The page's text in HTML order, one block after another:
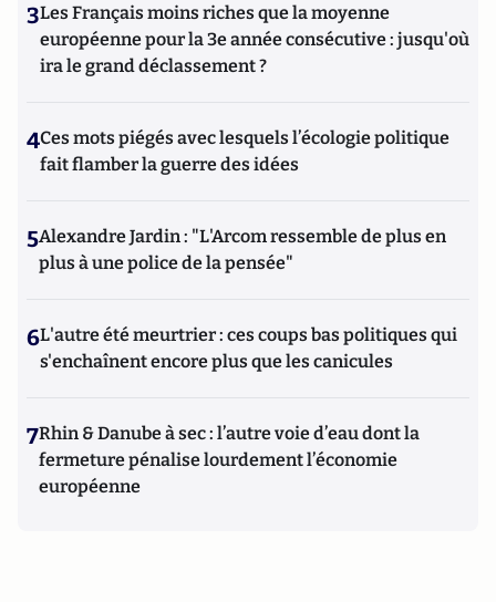
3Les Français moins riches que la moyenne
européenne pour la 3e année consécutive : jusqu'où
ira le grand déclassement ?
4Ces mots piégés avec lesquels l’écologie politique
fait flamber la guerre des idées
5Alexandre Jardin : "L'Arcom ressemble de plus en
plus à une police de la pensée"
6L'autre été meurtrier : ces coups bas politiques qui
s'enchaînent encore plus que les canicules
7Rhin & Danube à sec : l’autre voie d’eau dont la
fermeture pénalise lourdement l’économie
européenne